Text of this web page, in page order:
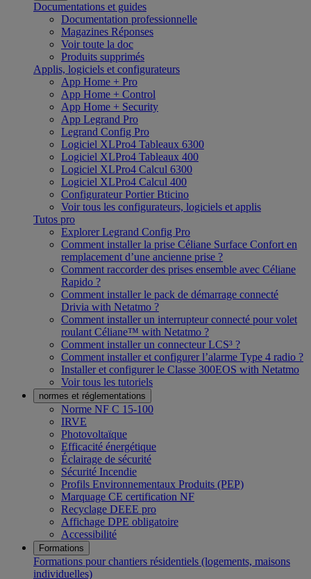
Documentations et guides
Documentation professionnelle
Magazines Réponses
Voir toute la doc
Produits supprimés
Applis, logiciels et configurateurs
App Home + Pro
App Home + Control
App Home + Security
App Legrand Pro
Legrand Config Pro
Logiciel XLPro4 Tableaux 6300
Logiciel XLPro4 Tableaux 400
Logiciel XLPro4 Calcul 6300
Logiciel XLPro4 Calcul 400
Configurateur Portier Bticino
Voir tous les configurateurs, logiciels et applis
Tutos pro
Explorer Legrand Config Pro
Comment installer la prise Céliane Surface Confort en
remplacement d’une ancienne prise ?
Comment raccorder des prises ensemble avec Céliane
Rapido ?
Comment installer le pack de démarrage connecté
Drivia with Netatmo ?
Comment installer un interrupteur connecté pour volet
roulant Céliane™ with Netatmo ?
Comment installer un connecteur LCS³ ?
Comment installer et configurer l’alarme Type 4 radio ?
Installer et configurer le Classe 300EOS with Netatmo
Voir tous les tutoriels
normes et réglementations
Norme NF C 15-100
IRVE
Photovoltaïque
Efficacité énergétique
Éclairage de sécurité
Sécurité Incendie
Profils Environnementaux Produits (PEP)
Marquage CE certification NF
Recyclage DEEE pro
Affichage DPE obligatoire
Accessibilité
Formations
Formations pour chantiers résidentiels (logements, maisons
individuelles)